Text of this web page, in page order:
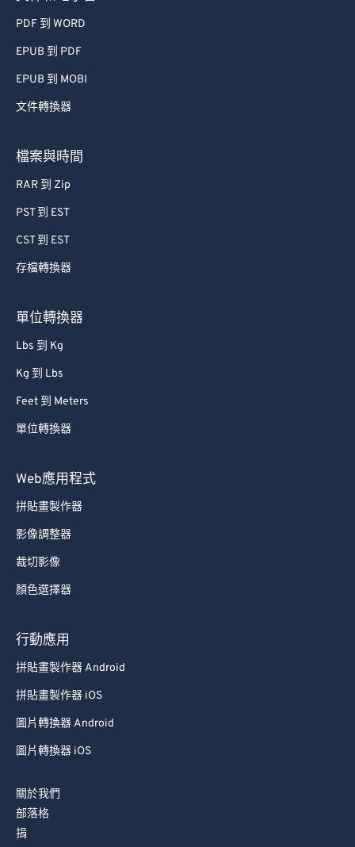
PDF 到 WORD
EPUB 到 PDF
EPUB 到 MOBI
文件轉換器
檔案與時間
RAR 到 Zip
PST 到 EST
CST 到 EST
存檔轉換器
單位轉換器
Lbs 到 Kg
Kg 到 Lbs
Feet 到 Meters
單位轉換器
Web應用程式
拼貼畫製作器
影像調整器
裁切影像
顏色選擇器
行動應用
拼貼畫製作器 Android
拼貼畫製作器 iOS
圖片轉換器 Android
圖片轉換器 iOS
關於我們
部落格
捐